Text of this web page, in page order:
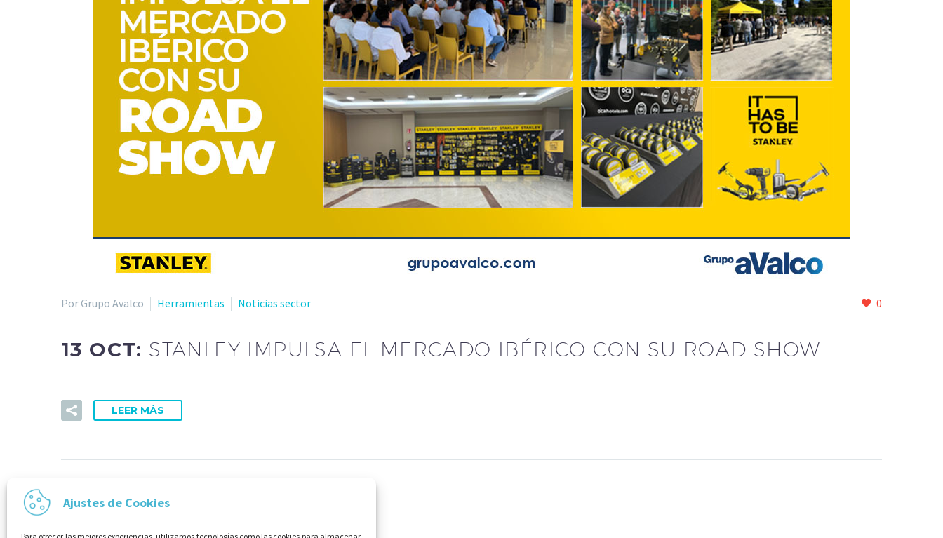
Ajustes de Cookies
0
Por Grupo Avalco Herramientas Noticias sector
13 OCT: STANLEY IMPULSA EL MERCADO IBÉRICO CON SU ROAD SHOW
LEER MÁS